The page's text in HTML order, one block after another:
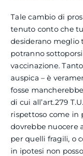
Tale cambio di
tenuto conto che
desiderano
potranno
vaccinazione.
auspica – è
fosse
di cui all’art.279
rispettoso come in
dovrebbe nuocere
per quelli fragili, o
in ipotesi non